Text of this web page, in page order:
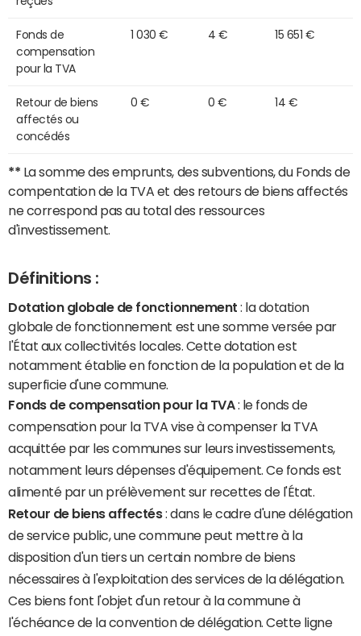
Fonds de
compensation
pour la TVA
1 030 € 4 € 15 651 €
Retour de biens
affectés ou
concédés
0 € 0 € 14 €
** La somme des emprunts, des subventions, du Fonds de
compentation de la TVA et des retours de biens affectés
ne correspond pas au total des ressources
d'investissement.
Définitions :
Dotation globale de fonctionnement : la dotation
globale de fonctionnement est une somme versée par
l'État aux collectivités locales. Cette dotation est
notamment établie en fonction de la population et de la
superficie d'une commune.
Fonds de compensation pour la TVA: le fonds de
compensation pour la TVA vise à compenser la TVA
acquittée par les communes sur leurs investissements,
notamment leurs dépenses d'équipement. Ce fonds est
alimenté par un prélèvement sur recettes de l'État.
Retour de biens affectés: dans le cadre d'une délégation
de service public, une commune peut mettre à la
disposition d'un tiers un certain nombre de biens
nécessaires à l'exploitation des services de la délégation.
Ces biens font l'objet d'un retour à la commune à
l'échéance de la convention de délégation. Cette ligne